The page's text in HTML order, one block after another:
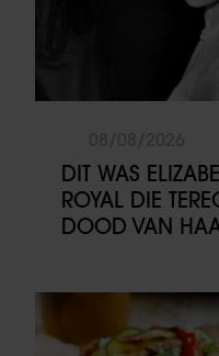
DIT WAS
ROYAL DIE
DOOD VAN